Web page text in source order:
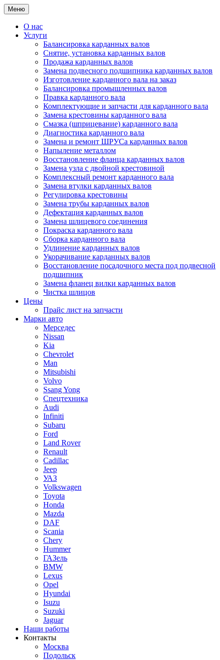
Меню
О нас
Услуги
Балансировка карданных валов
Снятие, установка карданных валов
Продажа карданных валов
Замена подвесного подшипника карданных валов
Изготовление карданного вала на заказ
Балансировка промышленных валов
Правка карданного вала
Комплектующие и запчасти для карданного вала
Замена крестовины карданного вала
Смазка (шприцевание) карданного вала
Диагностика карданного вала
Замена и ремонт ШРУСа карданных валов
Напыление металлом
Восстановление фланца карданных валов
Замена узла с двойной крестовиной
Комплексный ремонт карданного вала
Замена втулки карданных валов
Регулировка крестовины
Замена трубы карданных валов
Дефектация карданных валов
Замена шлицевого соединения
Покраска карданного вала
Сборка карданного вала
Удлинение карданных валов
Укорачивание карданных валов
Восстановление посадочного места под подвесной
подшипник
Замена фланец вилки карданных валов
Чистка шлицов
Цены
Прайс лист на запчасти
Марки авто
Мерседес
Nissan
Kia
Chevrolet
Man
Mitsubishi
Volvo
Ssang Yong
Спецтехника
Audi
Infiniti
Subaru
Ford
Land Rover
Renault
Cadillac
Jeep
УАЗ
Volkswagen
Toyota
Honda
Mazda
DAF
Scania
Chery
Hummer
ГАЗель
BMW
Lexus
Opel
Hyundai
Isuzu
Suzuki
Jaguar
Наши работы
Контакты
Москва
Подольск